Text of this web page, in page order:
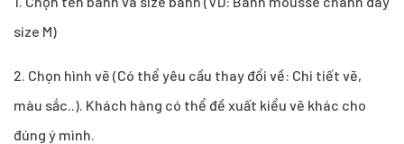
size M)
2. Chọn hình vẽ (Có thể yêu cầu thay đổi về: Chi tiết vẽ,
màu sắc..). Khách hàng có thể đề xuất kiểu vẽ khác cho
đúng ý mình.